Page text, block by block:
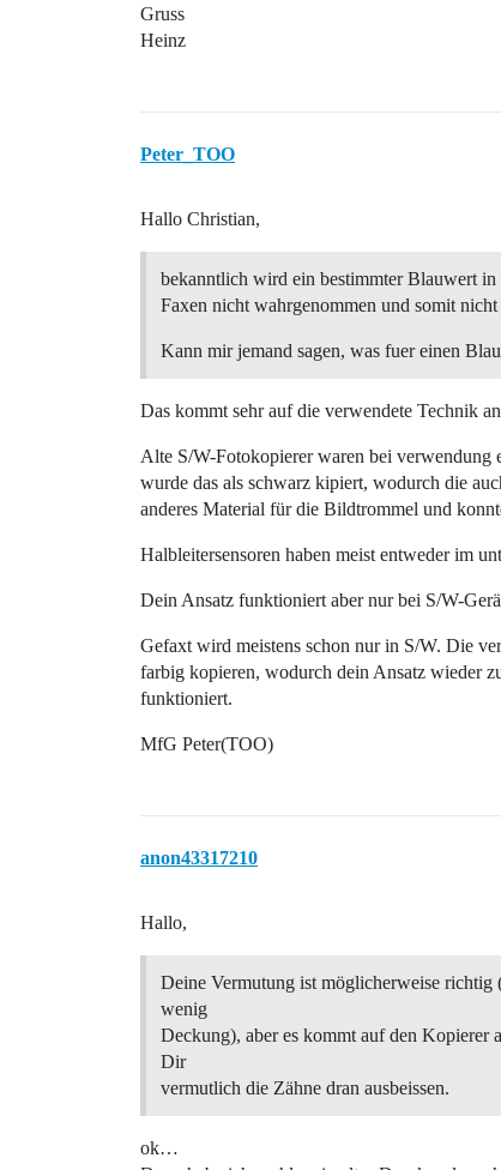
Gruss
Heinz
Peter_TOO
Hallo Christian,
bekanntlich wird ein bestimmter Blauwert in
Faxen nicht wahrgenommen und somit
Kann mir jemand sagen, was fuer einen
Das kommt sehr auf die verwendete Technik
Alte S/W-Fotokopierer waren bei verwendung
wurde das als schwarz kipiert, wodurch die
anderes Material für die Bildtrommel und
Halbleitersensoren haben meist entweder im
Dein Ansatz funktioniert aber nur bei S/W-
Gefaxt wird meistens schon nur in S/W. Die
farbig kopieren, wodurch dein Ansatz wieder
funktioniert.
MfG Peter(TOO)
anon43317210
Hallo,
Deine Vermutung ist möglicherweise richtig
wenig
Deckung), aber es kommt auf den Kopierer
Dir
vermutlich die Zähne dran ausbeissen.
ok…